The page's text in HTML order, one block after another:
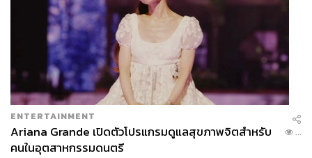
ENTERTAINMENT
Ariana Grande เปิดตัวโปรแกรมดูแลสุขภาพจิตสำหรับ
คนในอุตสาหกรรมดนตรี
...